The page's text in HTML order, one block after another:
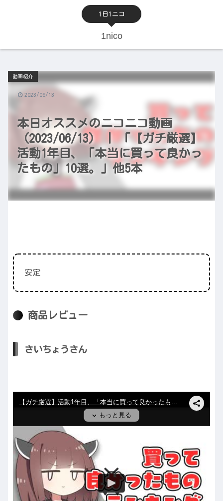
1日1ニコ
1nico
本日オススメのニコニコ動画
（2023/06/13） | 「【ガチ厳選】
活動1年目、「本当に買って良かっ
たもの」10選。」他5本
動画紹介
2023/06/13
安定
商品レビュー
さいちょうさん